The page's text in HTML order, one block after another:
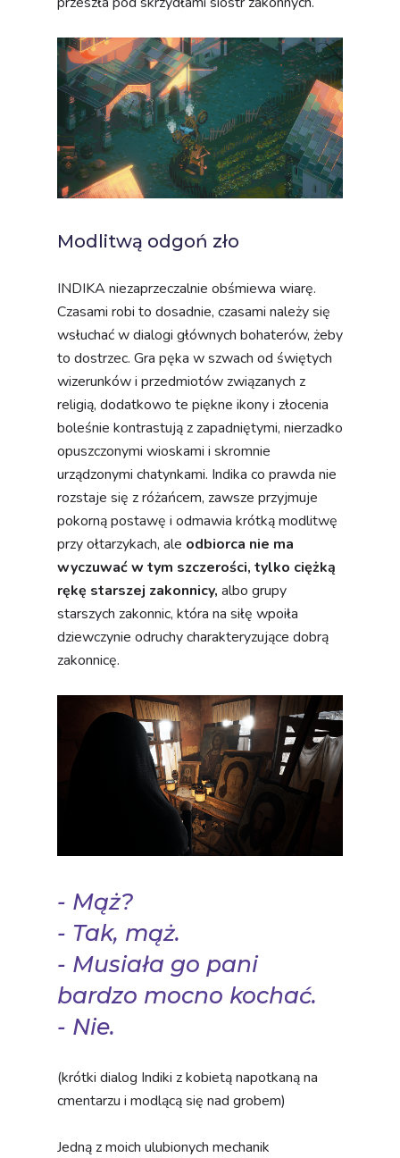
Modlitwą odgoń zło
INDIKA niezaprzeczalnie obśmiewa wiarę.
Czasami robi to dosadnie, czasami należy się
wsłuchać w dialogi głównych bohaterów, żeby
to dostrzec. Gra pęka w szwach od świętych
wizerunków i przedmiotów związanych z
religią, dodatkowo te piękne ikony i złocenia
boleśnie kontrastują z zapadniętymi, nierzadko
opuszczonymi wioskami i skromnie
urządzonymi chatynkami. Indika co prawda nie
rozstaje się z różańcem, zawsze przyjmuje
pokorną postawę i odmawia krótką modlitwę
przy ołtarzykach, ale odbiorca nie ma
wyczuwać w tym szczerości, tylko ciężką
rękę starszej zakonnicy, albo grupy
starszych zakonnic, która na siłę wpoiła
dziewczynie odruchy charakteryzujące dobrą
zakonnicę.
- Mąż?
- Tak, mąż.
- Musiała go pani
bardzo mocno kochać.
- Nie.
(krótki dialog Indiki z kobietą napotkaną na
cmentarzu i modlącą się nad grobem)
Jedną z moich ulubionych mechanik